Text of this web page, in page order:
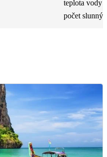
teplota vody
počet